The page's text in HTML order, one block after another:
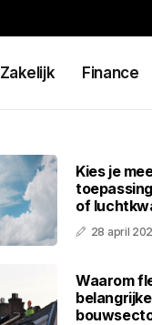
Zakelijk Finance
Kies je
of
28 april
Waarom